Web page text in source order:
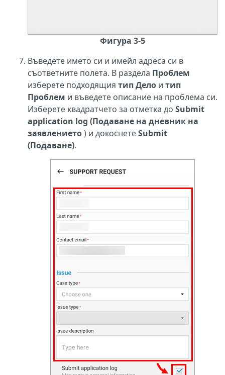
Фигура 3-5
Въведете името си и имейл адреса си в
съответните полета. В раздела Проблем
изберете подходящия тип Дело и тип
Проблем и въведете описание на проблема си.
Изберете квадратчето за отметка до Submit
application log (Подаване на дневник на
заявлението) и докоснетеSubmit
(Подаване).